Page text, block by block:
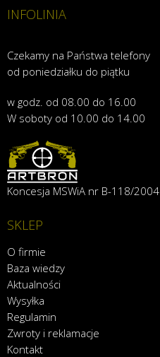
INFOLINIA
Czekamy na Państwa telefony
od poniedziałku do piątku
w godz. od 08.00 do 16.00
W soboty od 10.00 do 14.00
Koncesja MSWiA nr B-118/2004
SKLEP
O firmie
Baza wiedzy
Aktualności
Wysyłka
Regulamin
Zwroty i reklamacje
Kontakt